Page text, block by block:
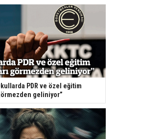
PDR ve özel eğitim
geliniyor”